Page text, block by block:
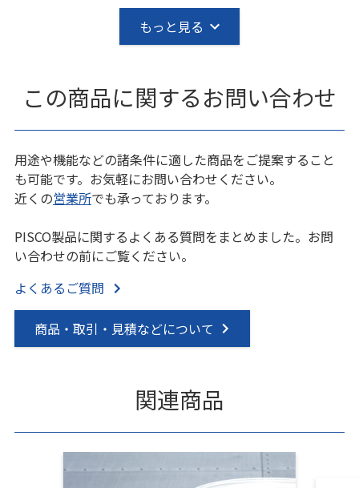
もっと見る
この商品に関するお問い合わせ
用途や機能などの諸条件に適した商品をご提案すること
も可能です。お気軽にお問い合わせください。
近くの営業所でも承っております。
PISCO製品に関するよくある質問をまとめました。お問
い合わせの前にご覧ください。
よくあるご質問
商品・取引・見積などについて
関連商品